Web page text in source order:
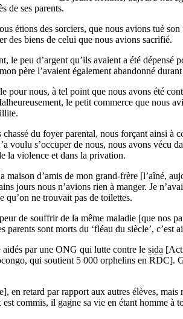
de ses parents.
étions des sorciers, que nous avions tué
des biens de celui que nous avions sacrifié.
le peu d’argent qu’ils avaient a été dépensé
père l’avaient également abandonné
pour nous, à tel point que nous avons été
le petit commerce que nous
du foyer parental, nous forçant ainsi à
voulu s’occuper de nous, nous avons vécu
la violence et dans la privation.
maison d’amis de mon grand-frère [l’aîné,
jours nous n’avions rien à manger. Je
qu’on ne trouvait pas de toilettes.
de souffrir de la même maladie [que nos
parents sont morts du ‘fléau du siècle’, c’est
aidés par une ONG qui lutte contre le sida
qui soutient 5 000 orphelins en RDC].
en retard par rapport aux autres élèves, mais
est commis, il gagne sa vie en étant homme à